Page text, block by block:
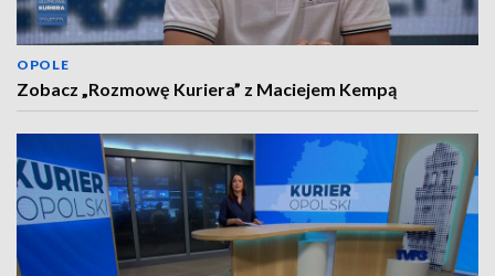
OPOLE
Zobacz „Rozmowę Kuriera” z Maciejem Kempą